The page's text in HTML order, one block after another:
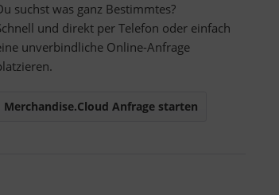
suchst was ganz Bestimmtes?
und direkt per Telefon oder einfach
unverbindliche Online-Anfrage
Merchandise.Cloud Anfrage starten